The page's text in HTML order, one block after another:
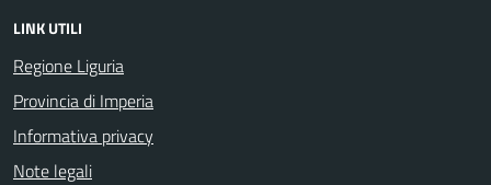
LINK UTILI
Regione Liguria
Provincia di Imperia
Informativa privacy
Note legali